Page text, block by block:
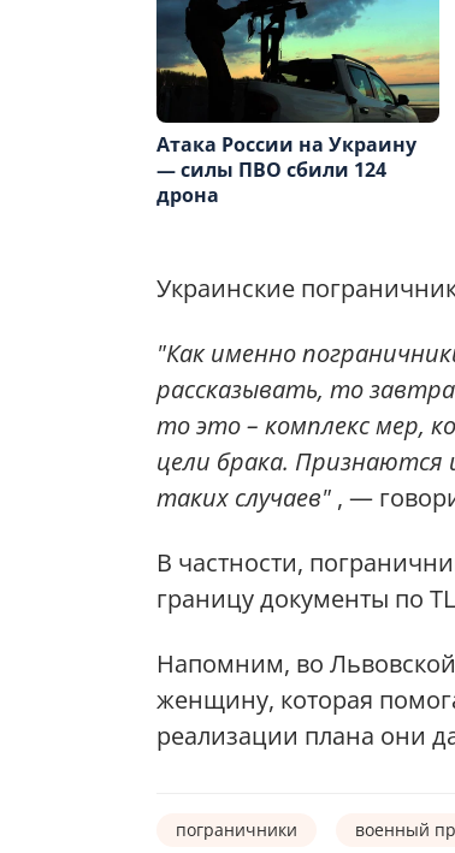
Атака России на Украину
— силы ПВО сбили 124
дрона
Украинские
"Как именно
рассказывать, то
то это – комплекс мер,
цели брака. Признаются
таких случаев" , —
В частности,
границу документы по
Напомним, во
женщину, которая
реализации плана они
пограничники военный